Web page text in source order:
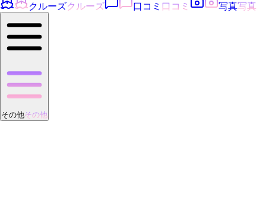
クルーズクルーズ 口コミ 口コミ 写真写真
その他その他